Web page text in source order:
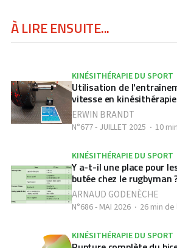
À LIRE ENSUITE...
KINÉSITHÉRAPIE DU SPORT
Utilisation de
vitesse en
ERWIN BRANDT
N°677 - JUILLET 2025 10
KINÉSITHÉRAPIE DU SPORT
Y a-t-il une place pour
butée chez le rugbyman
ARNAUD GODENÈCHE
N°686 - MAI 2026 26 min
KINÉSITHÉRAPIE DU SPORT